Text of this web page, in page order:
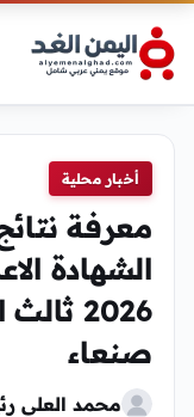
أخبار محلية
معرفة
الشهادة
2026
صنعاء
محمد العلي